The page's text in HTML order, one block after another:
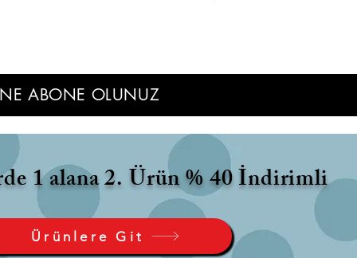
ABONE OLUNUZ
1 alana 2. Ürün % 40 İndirimli
Ürünlere Git